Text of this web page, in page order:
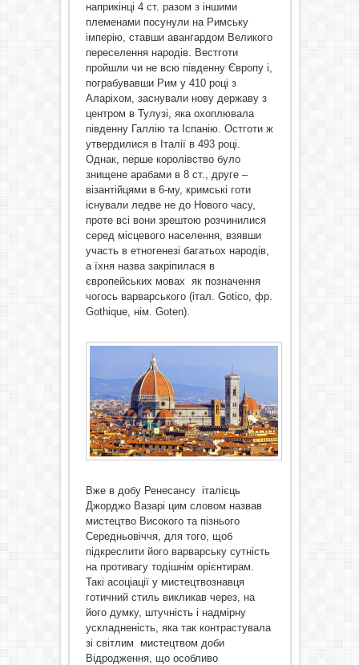
наприкінці 4 ст. разом з іншими
племенами посунули на Римську
імперію, ставши авангардом Великого
переселення народів. Вестготи
пройшли чи не всю південну Європу і,
пограбувавши Рим у 410 році з
Аларіхом, заснували нову державу з
центром в Тулузі, яка охоплювала
південну Галлію та Іспанію. Остготи ж
утвердилися в Італії в 493 році.
Однак, перше королівство було
знищене арабами в 8 ст., друге –
візантійцями в 6-му, кримські готи
існували ледве не до Нового часу,
проте всі вони зрештою розчинилися
серед місцевого населення, взявши
участь в етногенезі багатьох народів,
а їхня назва закріпилася в
європейських мовах як позначення
чогось варварського (італ. Gotico, фр.
Gothique, нім. Goten).
Вже в добу Ренесансу італієць
Джорджо Вазарі цим словом назвав
мистецтво Високого та пізнього
Середньовіччя, для того, щоб
підкреслити його варварську сутність
на противагу тодішнім орієнтирам.
Такі асоціації у мистецтвознавця
готичний стиль викликав через, на
його думку, штучність і надмірну
ускладненість, яка так контрастувала
зі світлим мистецтвом доби
Відродження, що особливо